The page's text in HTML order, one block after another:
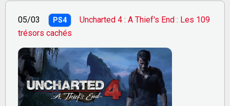
05/03 PS4
Uncharted 4 : A Thief's End : Les 109
trésors cachés